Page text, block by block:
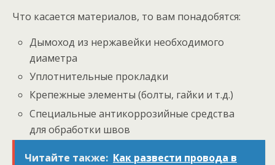
Что касается материалов, то вам понадобятся:
Дымоход из нержавейки необходимого
диаметра
Уплотнительные прокладки
Крепежные элементы (болты, гайки и т.д.)
Специальные антикоррозийные средства
для обработки швов
Читайте также: Как развести провода в